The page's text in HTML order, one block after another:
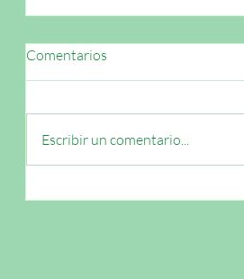
Comentarios
Escribir un comentario...